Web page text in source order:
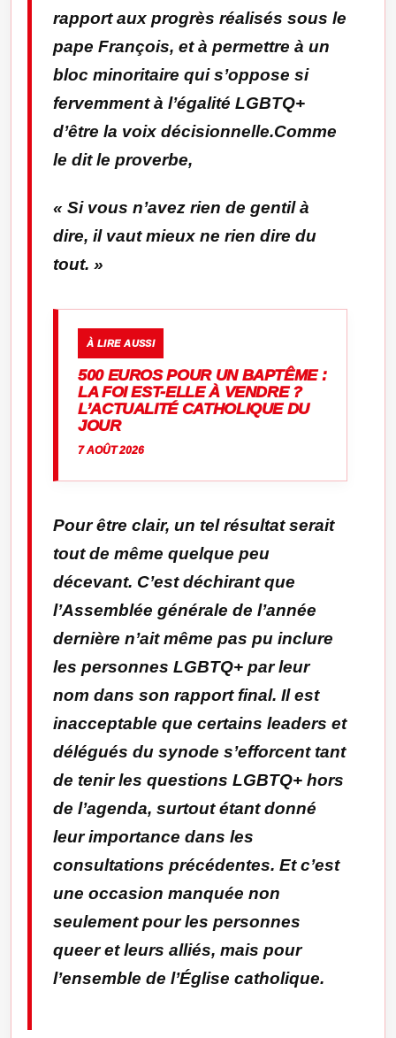
rapport aux progrès réalisés sous le
pape François, et à permettre à un
bloc minoritaire qui s’oppose si
fervemment à l’égalité LGBTQ+
d’être la voix décisionnelle.Comme
le dit le proverbe,
« Si vous n’avez rien de gentil à
dire, il vaut mieux ne rien dire du
tout. »
À LIRE AUSSI
500 EUROS POUR UN BAPTÊME :
LA FOI EST-ELLE À VENDRE ?
L’ACTUALITÉ CATHOLIQUE DU
JOUR
7 AOÛT 2026
Pour être clair, un tel résultat serait
tout de même quelque peu
décevant. C’est déchirant que
l’Assemblée générale de l’année
dernière n’ait même pas pu inclure
les personnes LGBTQ+ par leur
nom dans son rapport final. Il est
inacceptable que certains leaders et
délégués du synode s’efforcent tant
de tenir les questions LGBTQ+ hors
de l’agenda, surtout étant donné
leur importance dans les
consultations précédentes. Et c’est
une occasion manquée non
seulement pour les personnes
queer et leurs alliés, mais pour
l’ensemble de l’Église catholique.